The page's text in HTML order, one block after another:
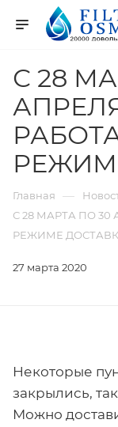
С 28
Главная —
С 28 МАРТА ПО
РЕЖИМЕ
27 марта 2020
Некоторые
закрылись,
Можно